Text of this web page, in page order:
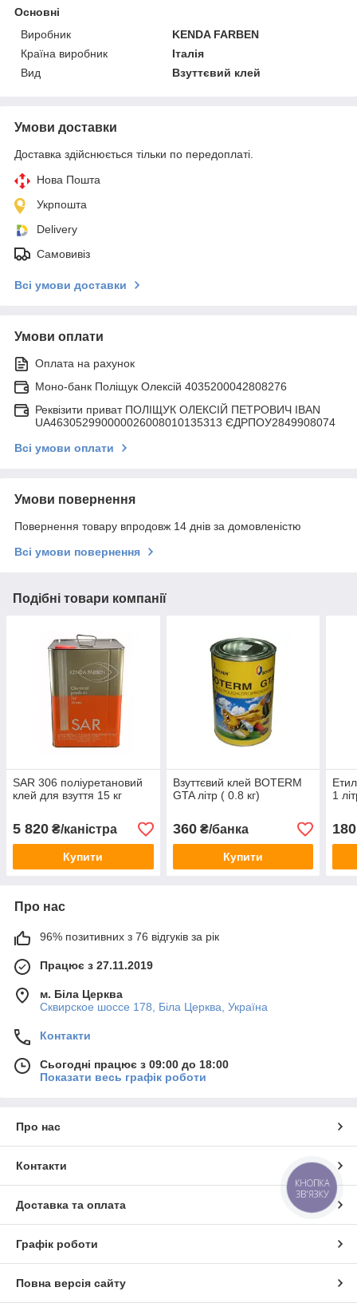
Основні
Виробник
KENDA FARBEN
Країна виробник
Італія
Вид
Взуттєвий клей
Умови доставки
Доставка здійснюється тільки по передоплаті.
Нова Пошта
Укрпошта
Delivery
Самовивіз
Всі умови доставки
Умови оплати
Оплата на рахунок
Моно-банк Поліщук Олексій 4035200042808276
Реквізити приват ПОЛІЩУК ОЛЕКСІЙ ПЕТРОВИЧ IBAN
UA463052990000026008010135313 ЄДРПОУ2849908074
Всі умови оплати
Умови повернення
Повернення товару впродовж 14 днів за домовленістю
Всі умови повернення
Подібні товари компанії
SAR 306 поліуретановий
клей для взуття 15 кг
5 820 ₴/каністра
Купити
Взуттєвий клей BOTERM
GTA літр ( 0.8 кг)
360₴/банка
Купити
1
180
Про нас
96% позитивних з 76 відгуків за рік
Працює з 27.11.2019
м. Біла Церква
Сквирское шоссе 178, Біла Церква, Україна
Контакти
Сьогодні працює з 09:00 до 18:00
Показати весь графік роботи
Про нас
Контакти
Доставка та оплата
Графік роботи
Повна версія сайту
КНОПКА
ЗВ'ЯЗКУ